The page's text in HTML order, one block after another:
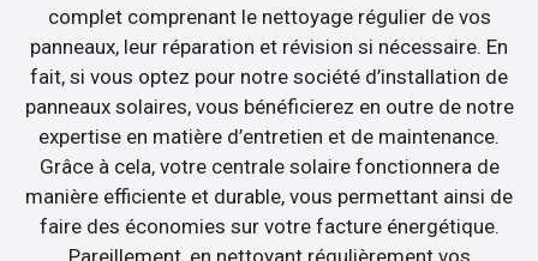
complet comprenant le nettoyage régulier de vos
panneaux, leur réparation et révision si nécessaire. En
fait, si vous optez pour notre société d’installation de
panneaux solaires, vous bénéficierez en outre de notre
expertise en matière d’entretien et de maintenance.
Grâce à cela, votre centrale solaire fonctionnera de
manière efficiente et durable, vous permettant ainsi de
faire des économies sur votre facture énergétique.
Pareillement, en nettoyant régulièrement vos